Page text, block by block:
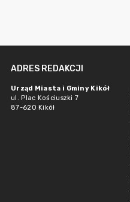
ADRES REDAKCJI
Urząd Miasta i Gminy Kikół
ul. Plac Kościuszki 7
87-620 Kikół